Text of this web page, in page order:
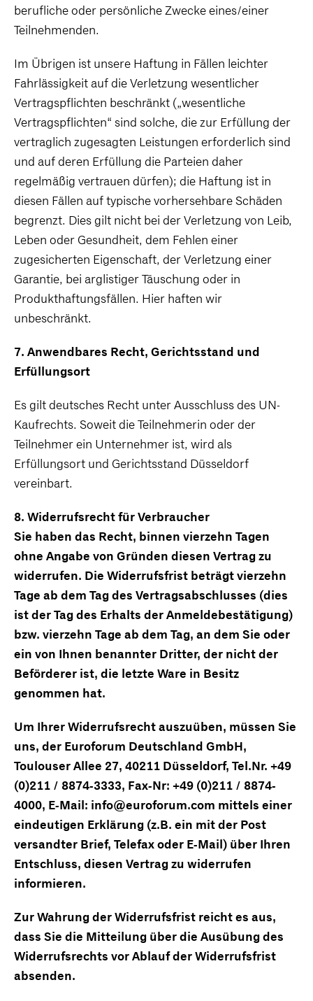
berufliche oder persönliche Zwecke eines/einer
Teilnehmenden.
Im Übrigen ist unsere Haftung in Fällen leichter
Fahrlässigkeit auf die Verletzung wesentlicher
Vertragspflichten beschränkt („wesentliche
Vertragspflichten“ sind solche, die zur Erfüllung der
vertraglich zugesagten Leistungen erforderlich sind
und auf deren Erfüllung die Parteien daher
regelmäßig vertrauen dürfen); die Haftung ist in
diesen Fällen auf typische vorhersehbare Schäden
begrenzt. Dies gilt nicht bei der Verletzung von Leib,
Leben oder Gesundheit, dem Fehlen einer
zugesicherten Eigenschaft, der Verletzung einer
Garantie, bei arglistiger Täuschung oder in
Produkthaftungsfällen. Hier haften wir
unbeschränkt.
7. Anwendbares Recht, Gerichtsstand und
Erfüllungsort
Es gilt deutsches Recht unter Ausschluss des UN-
Kaufrechts. Soweit die Teilnehmerin oder der
Teilnehmer ein Unternehmer ist, wird als
Erfüllungsort und Gerichtsstand Düsseldorf
vereinbart.
8. Widerrufsrecht für Verbraucher
Sie haben das Recht, binnen vierzehn Tagen
ohne Angabe von Gründen diesen Vertrag zu
widerrufen. Die Widerrufsfrist beträgt vierzehn
Tage ab dem Tag des Vertragsabschlusses (dies
ist der Tag des Erhalts der Anmeldebestätigung)
bzw. vierzehn Tage ab dem Tag, an dem Sie oder
ein von Ihnen benannter Dritter, der nicht der
Beförderer ist, die letzte Ware in Besitz
genommen hat.
Um Ihrer Widerrufsrecht auszuüben, müssen Sie
uns, der Euroforum Deutschland GmbH,
Toulouser Allee 27, 40211 Düsseldorf, Tel.Nr. +49
(0)211 / 8874-3333, Fax-Nr: +49 (0)211 / 8874-
4000, E-Mail: info@euroforum.com mittels einer
eindeutigen Erklärung (z.B. ein mit der Post
versandter Brief, Telefax oder E-Mail) über Ihren
Entschluss, diesen Vertrag zu widerrufen
informieren.
Zur Wahrung der Widerrufsfrist reicht es aus,
dass Sie die Mitteilung über die Ausübung des
Widerrufsrechts vor Ablauf der Widerrufsfrist
absenden.